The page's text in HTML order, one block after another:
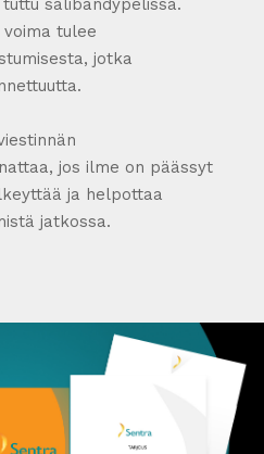
salibandypelissä.
voima tulee
jotka
jos ilme on päässyt
ja helpottaa
jatkossa.